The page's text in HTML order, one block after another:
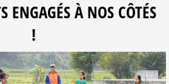
ENGAGÉS À NOS CÔTÉS
!